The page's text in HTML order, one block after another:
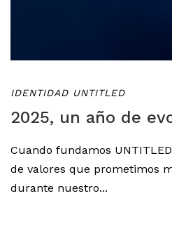
IDENTIDAD UNTITLED
2025, un año de
Cuando fundamos
de valores que prometimos
durante nuestro...